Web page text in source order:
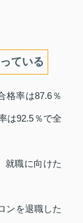
ている
格率は87.6％
は92.5％で全
就職に向けた
ンを退職した